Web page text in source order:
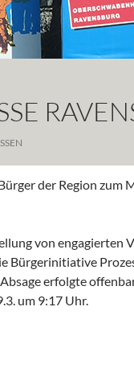
der Region zum
von engagierten
Bürgerinitiative
erfolgte
um 9:17 Uhr.